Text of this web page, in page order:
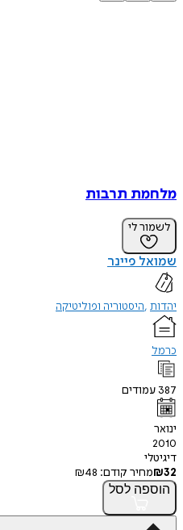
מלחמת תרבות
לשמור לי
שמואל פיינר
יהדות היסטוריה ופוליטיקה
כרמל
387 עמודים
ינואר
2010
דיגיטלי
₪32 מחיר קודם: ₪48
הוספה לסל